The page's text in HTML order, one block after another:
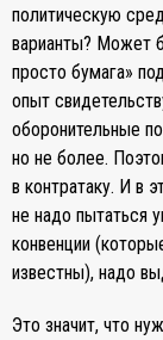
политическую
варианты? Может
просто бумага»
опыт
оборонительные
но не более.
в контратаку. И в
не надо пытаться
конвенции
известны), надо
Это значит, что